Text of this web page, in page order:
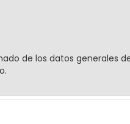
de los datos generales